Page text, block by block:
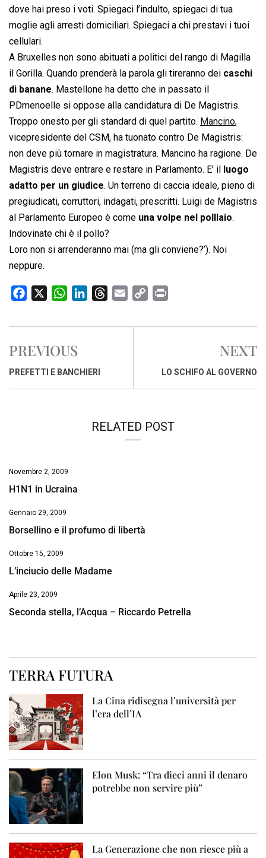
dove hai preso i voti. Spiegaci l’indulto, spiegaci di tua
moglie agli arresti domiciliari. Spiegaci a chi prestavi i tuoi
cellulari.
A Bruxelles non sono abituati a politici del rango di Magilla
il Gorilla. Quando prenderà la parola gli tireranno dei caschi
di banane. Mastellone ha detto che in passato il
PDmenoelle si oppose alla candidatura di De Magistris.
Troppo onesto per gli standard di quel partito. Mancino,
vicepresidente del CSM, ha tuonato contro De Magistris:
non deve più tornare in magistratura. Mancino ha ragione. De
Magistris deve entrare e restare in Parlamento. E’ il
luogo
adatto per un giudice. Un terreno di caccia ideale, pieno di
pregiudicati, corruttori, indagati, prescritti. Luigi de Magistris
al Parlamento Europeo è come una volpe nel polllaio.
Indovinate chi è il pollo?
Loro non si arrenderanno mai (ma gli conviene?’). Noi
neppure.
c
b
o
W
a
s
A
n
d
r
a
p
i
PREVIOUS
PREFETTI E BANCHIERI
NEXT
LO SCHIFO AL GOVERNO
RELATED POST
Novembre 2, 2009
H1N1 in Ucraina
Gennaio 29, 2009
Borsellino e il profumo di libertà
Ottobre 15, 2009
L’inciucio delle Madame
Aprile 23, 2009
Seconda stella, l’Acqua – Riccardo Petrella
TERRA FUTURA
La Cina ridisegna l’università per
l’era dell’IA
Elon Musk: “Tra dieci anni il denaro
potrebbe non servire più”
La Generazione che non riesce più a